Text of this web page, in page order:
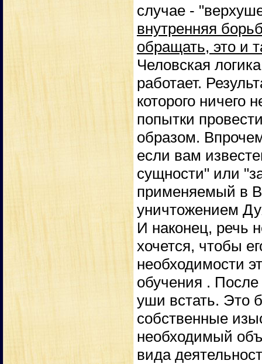
случае -
внутренняя
обращать, это и
Человская
работает.
которого ничего
попытки
образом.
если вам
сущности" или
применяемый в
уничтожением
И наконец, речь
хочется, чтобы
необходимости
обучения .
уши встать. Это
собственные
необходимый
вида